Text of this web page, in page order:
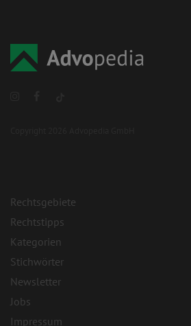
Rechtsgebiete
Rechtstipps
Kategorien
Stichwörter
Newsletter
Jobs
Impressum